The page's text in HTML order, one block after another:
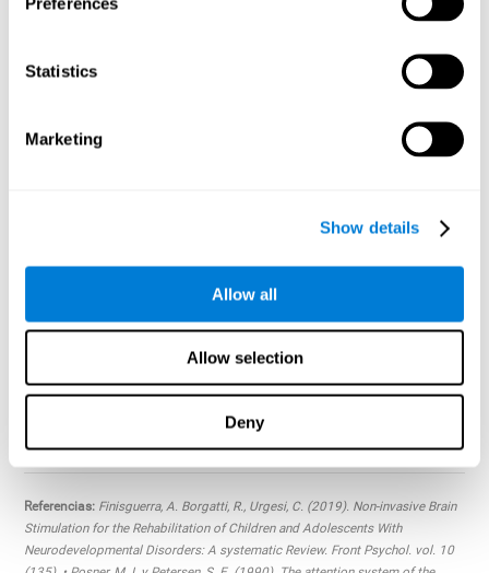
Statistics
Marketing
Show details
Allow all
Allow selection
Deny
varias ollas y cazuelas, mientras piensas en los invitados y
¿Para dirigir con éxito una reunión qué funciones
familiar es una tarea muy compleja, requiere que tu cerebro
active determinadas redes de conexiones neuronales y
relajación es algo natural, pero no podrías relajarte sin
algunas capacidades cognitivas fundamentales.
¿Conducir un coche? Incluso si eres un conductor
concentración y una amplia gama de habilidades cognitivas
¿Reunirse con un amigo? La vida sería muy solitaria sin las
habilidades cognitivas que nos permiten conocer y saludar a
Referencias: Finisguerra, A. Borgatti, R., Urgesi, C. (2019). Non-invasive Brain
Stimulation for the Rehabilitation of Children and Adolescents With
Neurodevelopmental Disorders: A systematic Review. Front Psychol. vol. 10